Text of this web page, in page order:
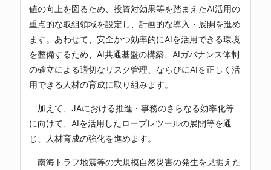
値の向上を図るため、投資対効果等を踏まえたAI活用の
重点的な取組領域を設定し、計画的な導入・展開を進め
ます。あわせて、安全かつ効率的にAIを活用できる環境
を整備するため、AI共通基盤の構築、AIガバナンス体制
の確立による適切なリスク管理、ならびにAIを正しく活
用できる人材の育成に取り組みます。
加えて、JAにおける推進・事務のさらなる効率化等
に向けて、AIを活用したロープレツールの展開等を通
じ、人材育成の強化を進めます。
南海トラフ地震等の大規模自然災害の発生を見据えた